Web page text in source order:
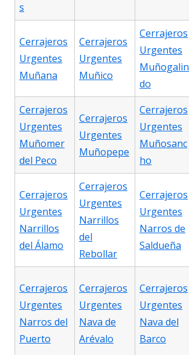
s
Cerrajeros
Urgentes
Muñana
Cerrajeros
Urgentes
Muñico
Cerrajeros
Urgentes
Muñogalin
do
Cerrajeros
Urgentes
Muñomer
del Peco
Cerrajeros
Urgentes
Muñopepe
Cerrajeros
Urgentes
Muñosanc
ho
Cerrajeros
Urgentes
Narrillos
del Álamo
Cerrajeros
Urgentes
Narrillos
del
Rebollar
Cerrajeros
Urgentes
Narros de
Saldueña
Cerrajeros
Urgentes
Narros del
Puerto
Cerrajeros
Urgentes
Nava de
Arévalo
Cerrajeros
Urgentes
Nava del
Barco